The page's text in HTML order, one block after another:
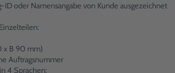
oder Namensangabe von Kunde ausgezeichnet
x B 90 mm)
Auftragsnummer
4 Sprachen: